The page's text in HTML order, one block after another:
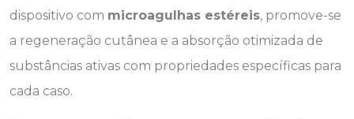
dispositivo com microagulhas estéreis, promove-se
a regeneração cutânea e a absorção otimizada de
substâncias ativas com propriedades específicas para
cada caso.